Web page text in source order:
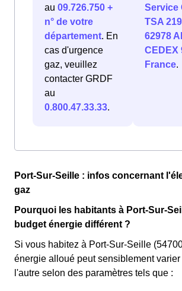
au 09.726.750 +
n° de votre
département. En
cas d'urgence
gaz, veuillez
contacter GRDF
au
0.800.47.33.33.
Service
TSA
62978
CEDEX
France.
Port-Sur-Seille : infos concernant
gaz
Pourquoi les habitants à Port-Sur-
budget énergie différent ?
Si vous habitez à Port-Sur-Seille
énergie alloué peut sensiblement varier
l'autre selon des paramètres tels que :